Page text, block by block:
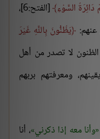
دَائِرَةُ السَّوْءِ
[الفتح:6]،
يَظُنُّونَ بِاللَّهِ غَيْرَ
فهذه الظنون لا تصدر من أهل
ومعرفتهم بربهم
وأنا معه إذا ذكرني ، أنا